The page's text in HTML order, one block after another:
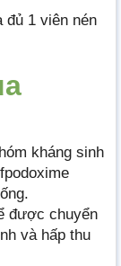
1 viên nén
kháng sinh
được chuyển
và hấp thu